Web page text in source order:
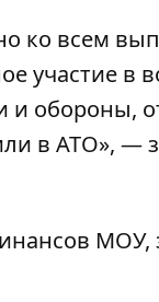
ко всем
участие в
и обороны,
в АТО», —
МОУ,